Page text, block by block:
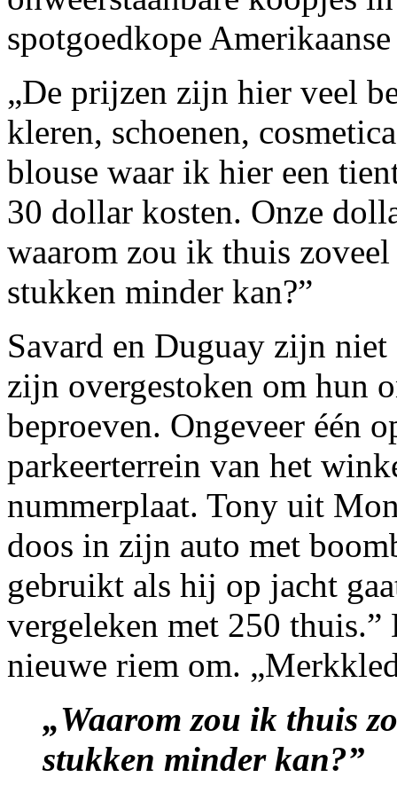
spotgoedkope
„De prijzen zijn hier veel
kleren, schoenen,
blouse waar ik hier een
30 dollar kosten. Onze
waarom zou ik thuis
stukken minder kan?”
Savard en Duguay zijn niet
zijn overgestoken om hun
beproeven. Ongeveer één
parkeerterrein van het
nummerplaat. Tony uit
doos in zijn auto met
gebruikt als hij op jacht
vergeleken met 250 thuis.”
nieuwe riem om.
„Waarom zou ik thuis
stukken minder kan?”